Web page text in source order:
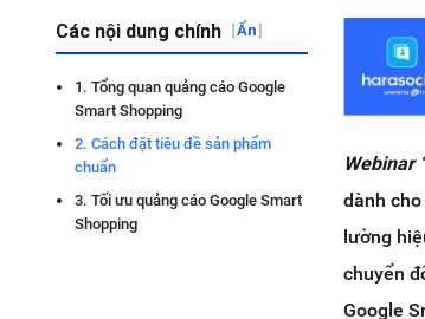
Các nội dung chính [Ẩn]
1. Tổng quan quảng cáo Google
Smart Shopping
2. Cách đặt tiêu đề sản phẩm
chuẩn
3. Tối ưu quảng cáo Google Smart
Shopping
Webinar
dành
lường
chuyển
Google